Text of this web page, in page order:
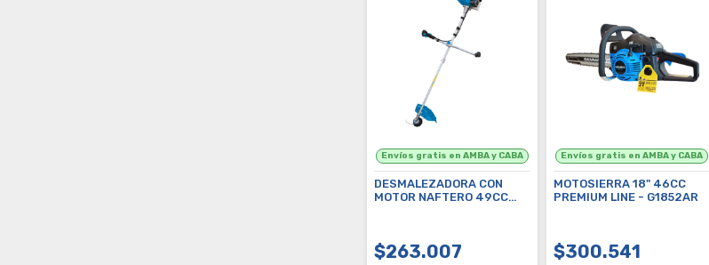
DESMALEZADORA CON
MOTOR NAFTERO 49CC
$263.007
COMPRAR
MOTOSIERRA 18" 46CC
PREMIUM LINE - G1852AR
$300.541
COMPRAR